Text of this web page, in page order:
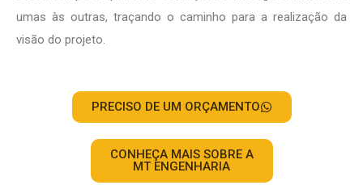
umas às outras, traçando o caminho para a realização da
visão do projeto.
PRECISO DE UM ORÇAMENTO
CONHEÇA MAIS SOBRE A
MT ENGENHARIA